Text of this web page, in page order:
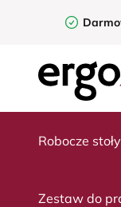
Robocze
Zestaw do